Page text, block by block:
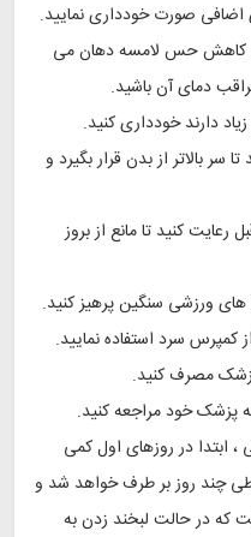
صورت خودداری نمایید.
کاهش حس لامسه دهان می
دمای آن باشید.
دارند خودداری کنید.
سر بالاتر از بدن قرار بگیرد و
کنید تا مانع از بروز
های ورزشی سنگین پرهیز کنید.
کمپرس سرد استفاده نمایید.
مصرف کنید.
پزشک خود مراجعه کنید.
، ابتدا در روزهای اول کمی
چند روز بر طرف خواهد شد و
که در حالت لبخند زدن به